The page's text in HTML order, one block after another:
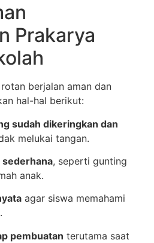
Prakarya
berjalan aman dan
hal-hal berikut:
sudah dikeringkan dan
melukai tangan.
sederhana, seperti gunting
anak.
agar siswa memahami
pembuatan terutama saat